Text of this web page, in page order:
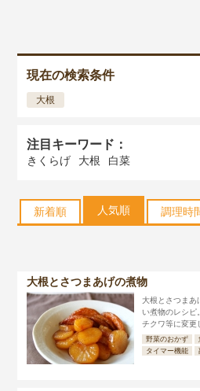
現在の検索条件
大根
注目キーワード：
きくらげ 大根 白菜
新着順 人気順 調理時
大根とさつまあげの煮物
大根とさつまあ
い煮物のレシピ
チクワ等に変更
野菜のおかず
タイマー機能